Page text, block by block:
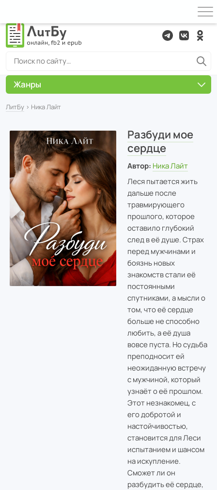
ЛитБу › Ника Лайт
Разбуди мое
сердце
Автор: Ника Лайт
Леся пытается жить
дальше после
травмирующего
прошлого, которое
оставило глубокий
след в её душе. Страх
перед мужчинами и
боязнь новых
знакомств стали её
постоянными
спутниками, а мысли о
том, что её сердце
больше не способно
любить, а её душа
вовсе пуста. Но судьба
преподносит ей
неожиданную встречу
с мужчиной, который
узнаёт о её прошлом.
Этот незнакомец, с
его добротой и
настойчивостью,
становится для Леси
испытанием и шансом
на искупление.
Сможет ли он
разбудить её сердце,
Жанры